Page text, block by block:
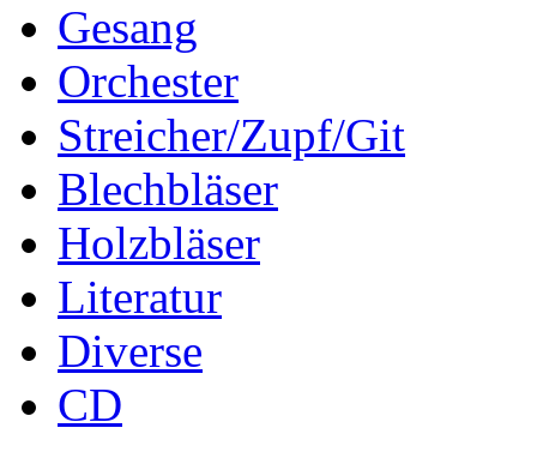
Gesang
Orchester
Streicher/Zupf/Git
Blechbläser
Holzbläser
Literatur
Diverse
CD